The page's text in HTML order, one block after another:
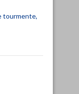
tourmente,